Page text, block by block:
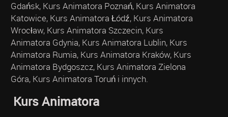
Gdańsk, Kurs Animatora Poznań, Kurs Animatora
Katowice, Kurs Animatora Łódź, Kurs Animatora
Wrocław, Kurs Animatora Szczecin, Kurs
Animatora Gdynia, Kurs Animatora Lublin, Kurs
Animatora Rumia, Kurs Animatora Kraków, Kurs
Animatora Bydgoszcz, Kurs Animatora Zielona
Góra, Kurs Animatora Toruń i innych.
Kurs Animatora